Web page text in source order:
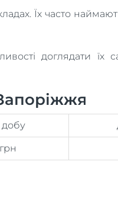
Їх часто
доглядати їх